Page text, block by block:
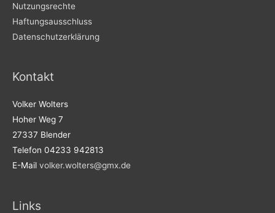
Nutzungsrechte
Haftungsausschluss
Datenschutzerklärung
Kontakt
Volker Wolters
Hoher Weg 7
27337 Blender
Telefon 04233 942813
E-Mail volker.wolters@gmx.de
Links